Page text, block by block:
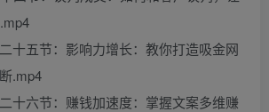
十五节：影响力增长：教你打造吸金网
.mp4
十六节：赚钱加速度：掌握文案多维赚